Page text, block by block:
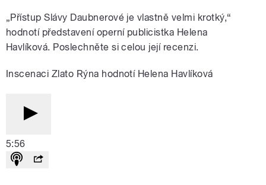
„Přístup Slávy Daubnerové je vlastně velmi krotký,“
hodnotí představení operní publicistka Helena
Havlíková. Poslechněte si celou její recenzi.
Inscenaci Zlato Rýna hodnotí Helena Havlíková
5:56